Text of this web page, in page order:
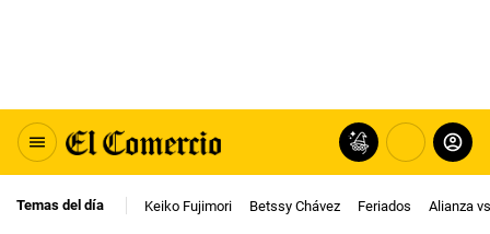
Temas del día Keiko Fujimori Betssy Chávez Feriados Alianza